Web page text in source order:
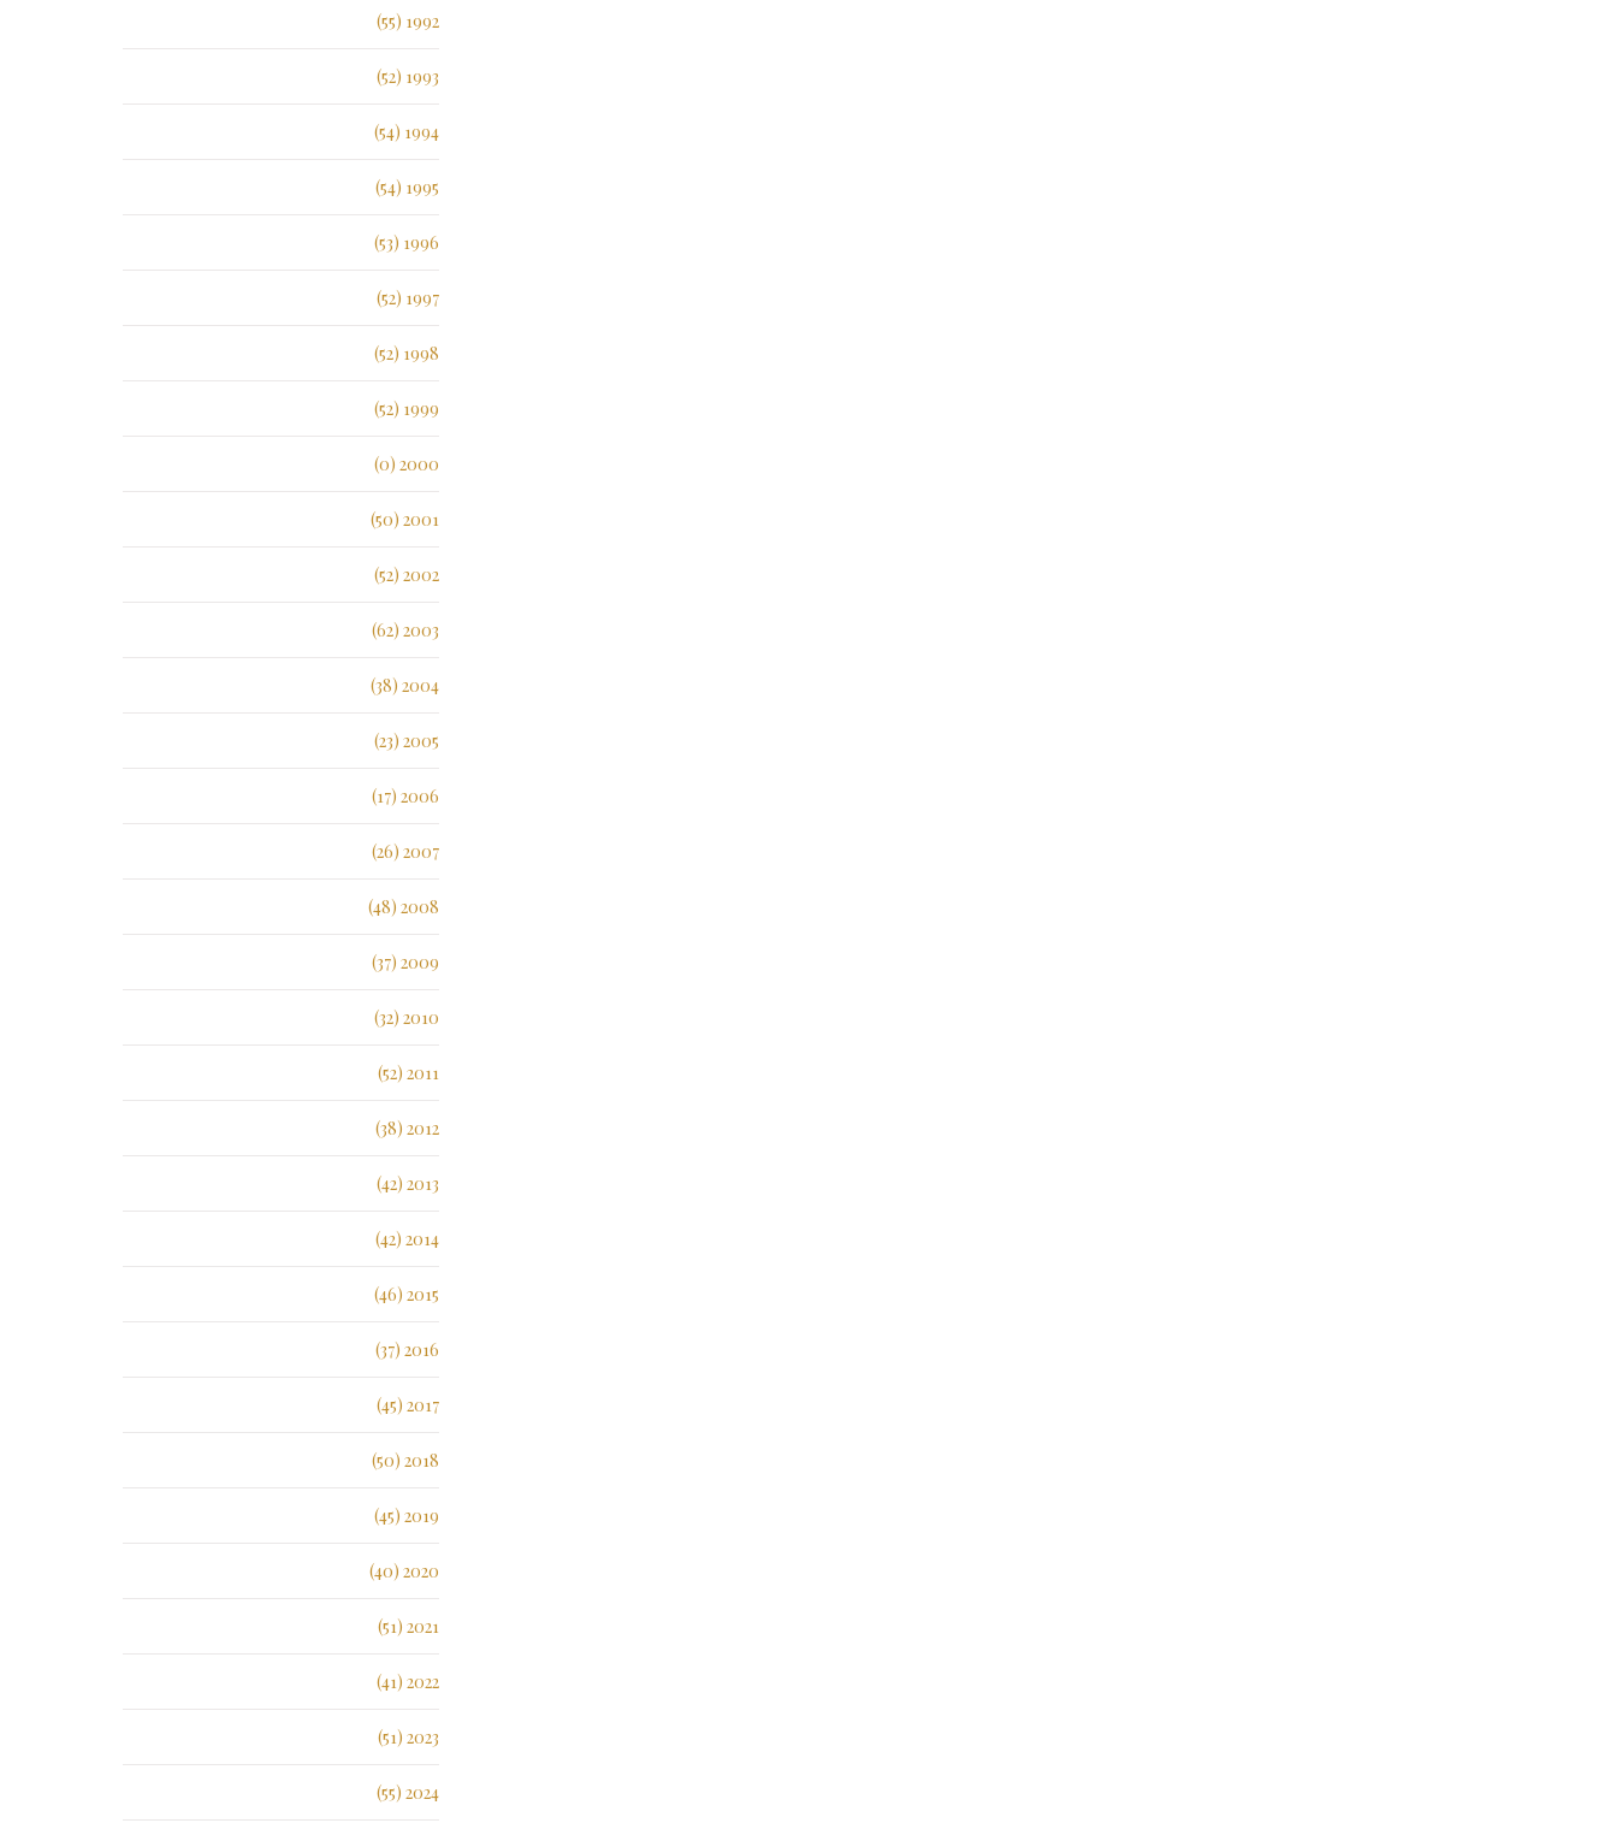
1992 (55)
1993 (52)
1994 (54)
1995 (54)
1996 (53)
1997 (52)
1998 (52)
1999 (52)
2000 (0)
2001 (50)
2002 (52)
2003 (62)
2004 (38)
2005 (23)
2006 (17)
2007 (26)
2008 (48)
2009 (37)
2010 (32)
2011 (52)
2012 (38)
2013 (42)
2014 (42)
2015 (46)
2016 (37)
2017 (45)
2018 (50)
2019 (45)
2020 (40)
2021 (51)
2022 (41)
2023 (51)
2024 (55)